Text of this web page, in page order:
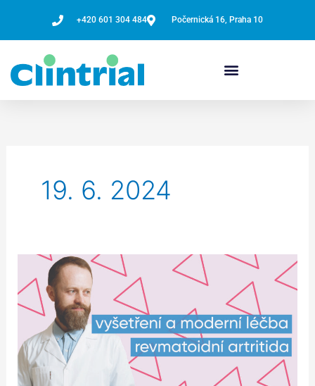
+420 601 304 484 Počernická 16, Praha 10
19. 6. 2024
Nová
metoda
léčby
Revmatoidní
artritidy